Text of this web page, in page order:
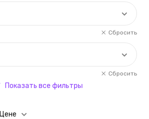
Сбросить
Сбросить
Показать все фильтры
Цене